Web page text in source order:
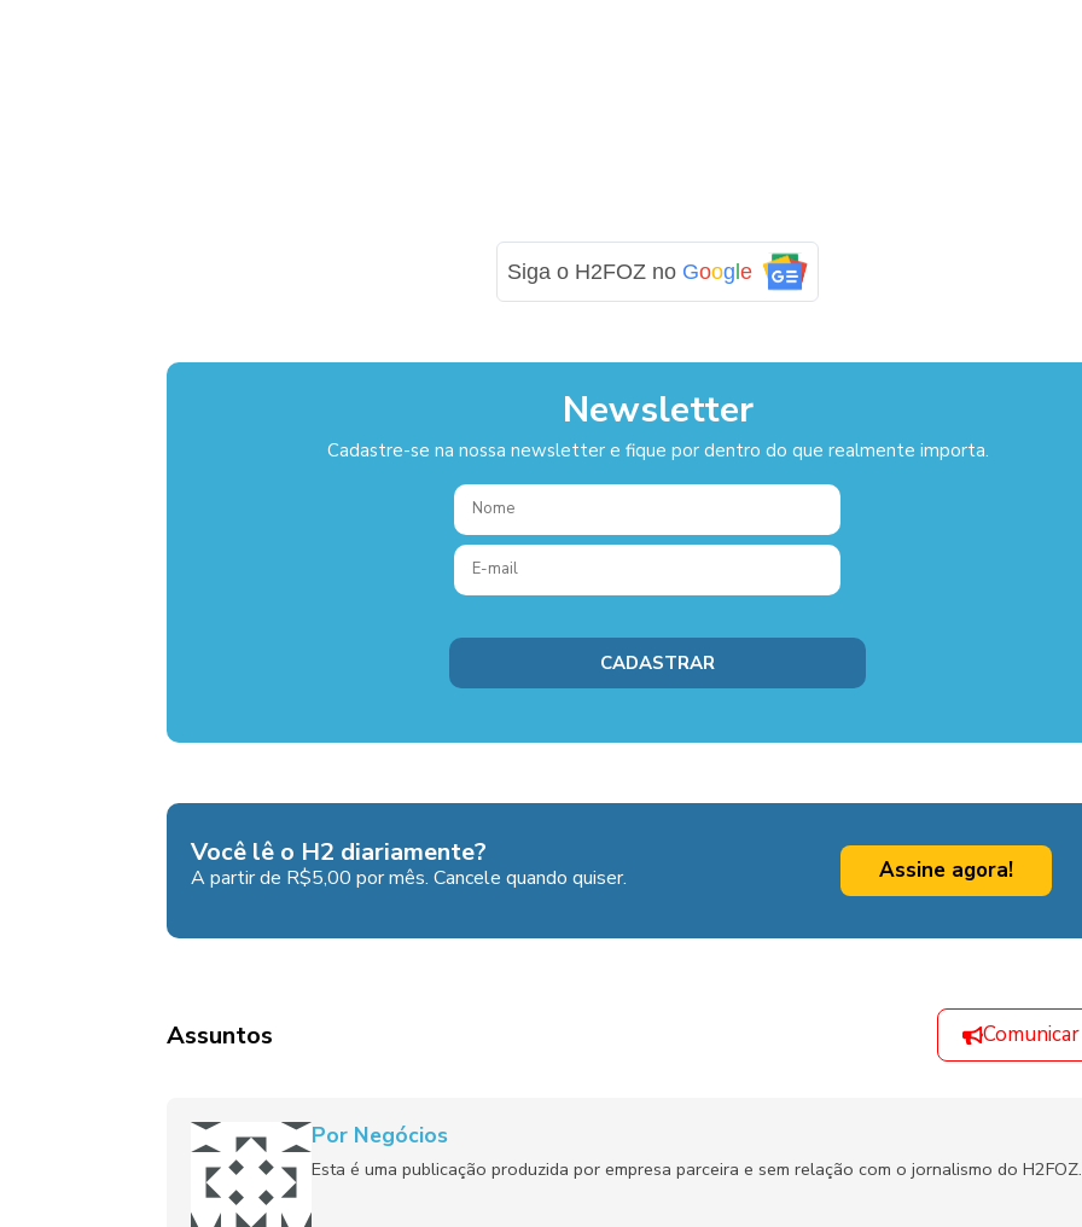
Siga o H2FOZ no Goog le
Newsletter
Cadastre-se na nossa newsletter e fique por dentro do que realmente importa.
Você lê o H2 diariamente?
A partir de R$5,00 por mês. Cancele quando quiser. Assine agora!
Assuntos
Por Negócios
Esta é uma publicação produzida por empresa parceira e sem relação com o jornalismo do H2FOZ.